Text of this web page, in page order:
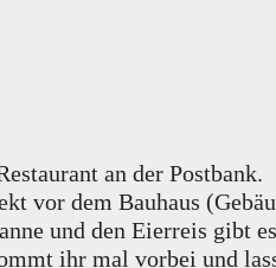
an der Postbank.
vor dem Bauhaus
und den Eierreis gibt
ihr mal vorbei und